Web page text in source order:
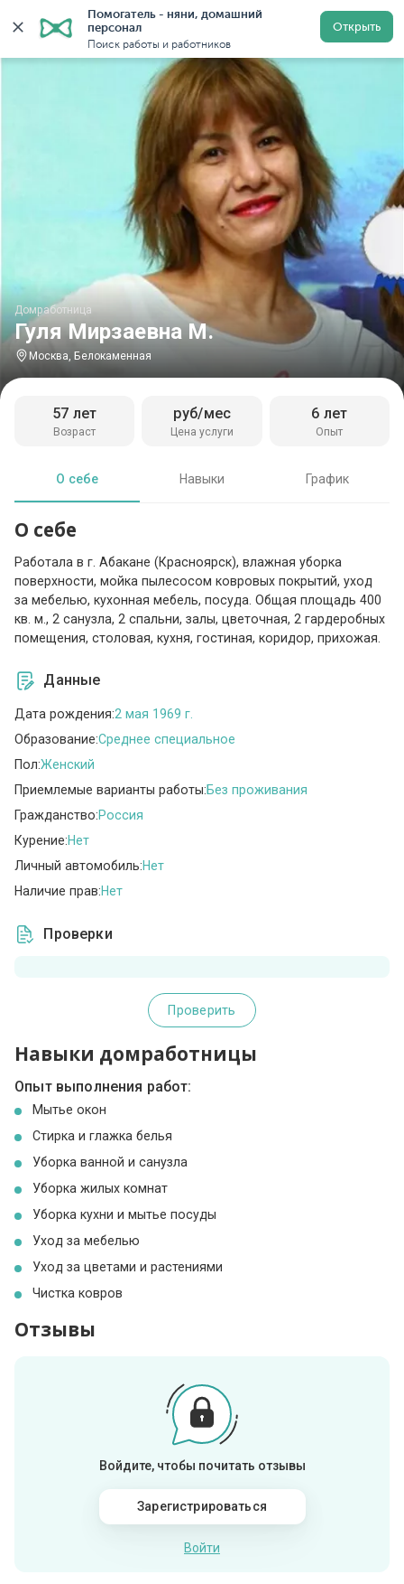
Помогатель - няни, домашний
персонал
Поиск работы и работников
Открыть
Главная Домработницы Домработницы в Москве
Гуля Мирзаевна М.
Домработница
Москва, Белокаменная
Возраст
57 лет
Цена услуги
руб/мес
Опыт
6 лет
О себе Навыки График
О себе
Работала в г. Абакане (Красноярск), влажная уборка
поверхности, мойка пылесосом ковровых покрытий, уход
за мебелью, кухонная мебель, посуда. Общая площадь 400
кв. м., 2 санузла, 2 спальни, залы, цветочная, 2 гардеробных
помещения, столовая, кухня, гостиная, коридор, прихожая.
Данные
Дата рождения:2 мая 1969 г.
Образование:Среднее специальное
Пол:Женский
Приемлемые варианты работы:Без проживания
Гражданство:Россия
Курение:Нет
Личный автомобиль:Нет
Наличие прав:Нет
Проверки
Проверить
Навыки домработницы
Опыт выполнения работ:
Мытье окон
Стирка и глажка белья
Уборка ванной и санузла
Уборка жилых комнат
Уборка кухни и мытье посуды
Уход за мебелью
Уход за цветами и растениями
Чистка ковров
Отзывы
Войдите, чтобы почитать отзывы
Зарегистрироваться
Войти